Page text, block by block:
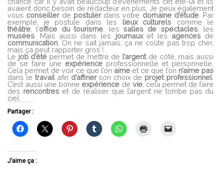
avaient donc besoin de rédacteur en plus. Je peux également
vous conseillerde postulerdans votre domaine d’étude. Par
exemple, je postule dans les lieux culturels comme le
théâtre , l’office du tourisme , les salles de spectacles, les
musées . Mais aussi dans les journauxet les agencesde
communication . On ne sait jamais, ça ne coûte pas trop cher,
mais ça peut rapporter gros !
Le job d’été permet de mettre de l’argentde côté, mais aussi
de se faire une expérience professionnelle et personnelle.
Cela permet de voir ce que l’on aime et ce que l’on n’aime pas
dans le travailafin d’affinerson choix de projet professionnel.
C’est aussi une bonneexpérience de vie, cela permet de faire
des rencontres et de réaliser que l’argent ne tombe pas du
ciel.
Partager :
J’aime ça :